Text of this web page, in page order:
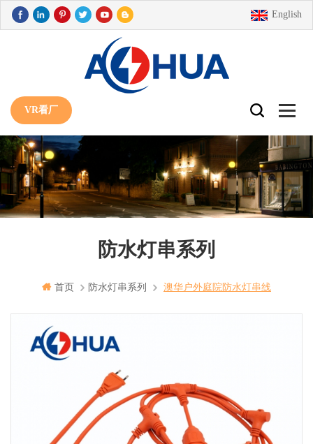
English
VR看厂
防水灯串系列
首页 防水灯串系列 澳华户外庭院防水灯串线